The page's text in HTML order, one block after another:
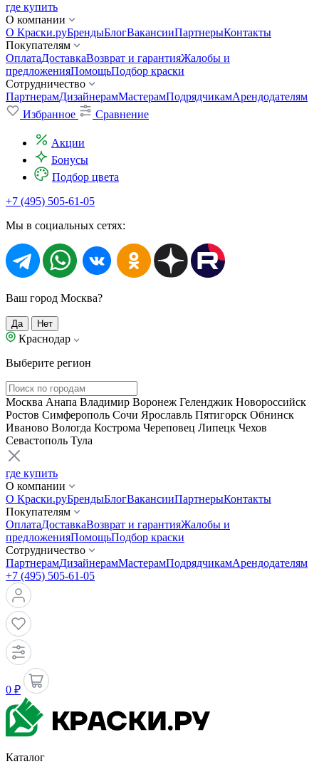
где купить
О компании
О Краски.руБрендыБлогВакансииПартнерыКонтакты
Покупателям
ОплатаДоставкаВозврат и гарантияЖалобы и
предложенияПомощьПодбор краски
Сотрудничество
ПартнерамДизайнерамМастерамПодрядчикамАрендодателям
Избранное
Сравнение
Акции
Бонусы
Подбор цвета
+7 (495) 505-61-05
Мы в социальных сетях:
Ваш город Москва?
Да Нет
Краснодар
Выберите регион
Москва Анапа Владимир Воронеж Геленджик Новороссийск
Ростов Симферополь Сочи Ярославль Пятигорск Обнинск
Иваново Вологда Кострома Череповец Липецк Чехов
Севастополь Тула
где купить
О компании
О Краски.руБрендыБлогВакансииПартнерыКонтакты
Покупателям
ОплатаДоставкаВозврат и гарантияЖалобы и
предложенияПомощьПодбор краски
Сотрудничество
ПартнерамДизайнерамМастерамПодрядчикамАрендодателям
+7 (495) 505-61-05
0 ₽
Каталог